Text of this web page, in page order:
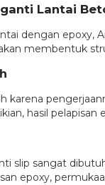
Lantai
dengan epoxy,
membentuk
karena
hasil pelapisan
slip sangat
epoxy,